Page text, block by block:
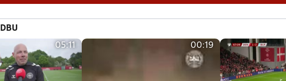
05:11 00:19